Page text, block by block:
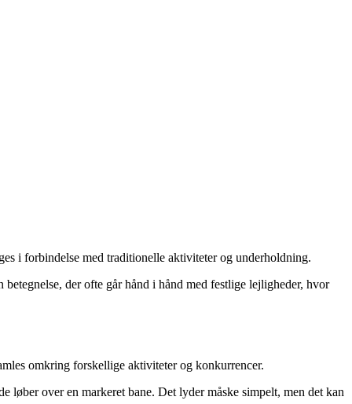
i forbindelse med traditionelle aktiviteter og underholdning.
der ofte går hånd i hånd med festlige lejligheder, hvor
omkring forskellige aktiviteter og konkurrencer.
løber over en markeret bane. Det lyder måske simpelt, men det kan